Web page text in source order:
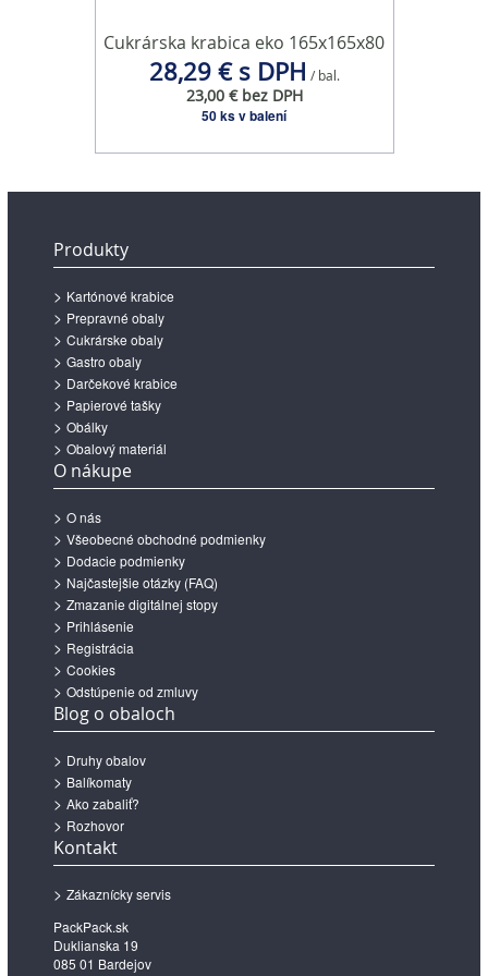
Cukrárska krabica eko 165x165x80
28,29 € s DPH / bal.
23,00 € bez DPH
50 ks v balení
Produkty
Kartónové krabice
Prepravné obaly
Cukrárske obaly
Gastro obaly
Darčekové krabice
Papierové tašky
Obálky
Obalový materiál
O nákupe
O nás
Všeobecné obchodné podmienky
Dodacie podmienky
Najčastejšie otázky (FAQ)
Zmazanie digitálnej stopy
Prihlásenie
Registrácia
Cookies
Odstúpenie od zmluvy
Blog o obaloch
Druhy obalov
Balíkomaty
Ako zabaliť?
Rozhovor
Kontakt
Zákaznícky servis
PackPack.sk
Duklianska 19
085 01 Bardejov